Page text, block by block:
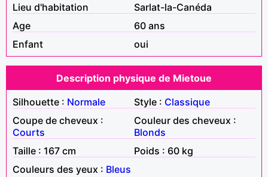
Lieu d'habitation
Sarlat-la-Canéda
Age
60 ans
Enfant
oui
Description physique de Mietoue
Silhouette : Normale Style : Classique
Coupe de cheveux :
Courts
Couleur des cheveux :
Blonds
Taille : 167 cm
Poids : 60 kg
Couleurs des yeux : Bleus